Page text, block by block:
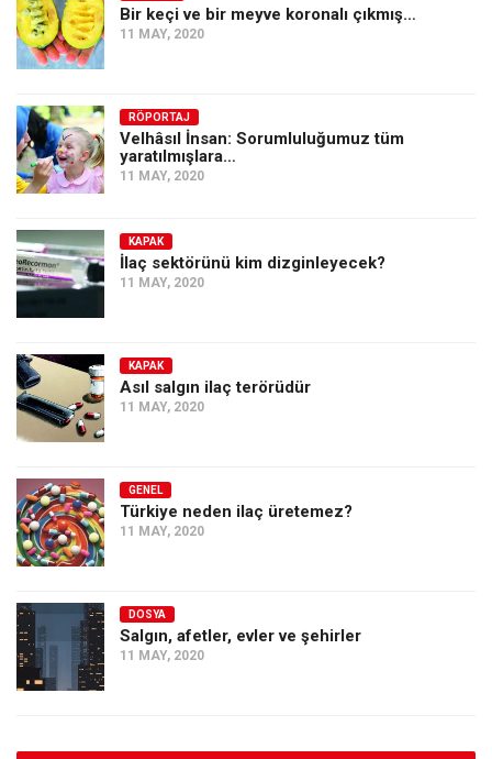
Asya
Amerika
Avustralya
Tarih
Düşünce
Dosyalar
Bir keçi ve bir meyve koronalı çıkmış…
11 MAY, 2020
RÖPORTAJ
Velhâsıl İnsan: Sorumluluğumuz tüm
yaratılmışlara…
11 MAY, 2020
KAPAK
İlaç sektörünü kim dizginleyecek?
11 MAY, 2020
KAPAK
Asıl salgın ilaç terörüdür
11 MAY, 2020
GENEL
Türkiye neden ilaç üretemez?
11 MAY, 2020
DOSYA
Salgın, afetler, evler ve şehirler
11 MAY, 2020